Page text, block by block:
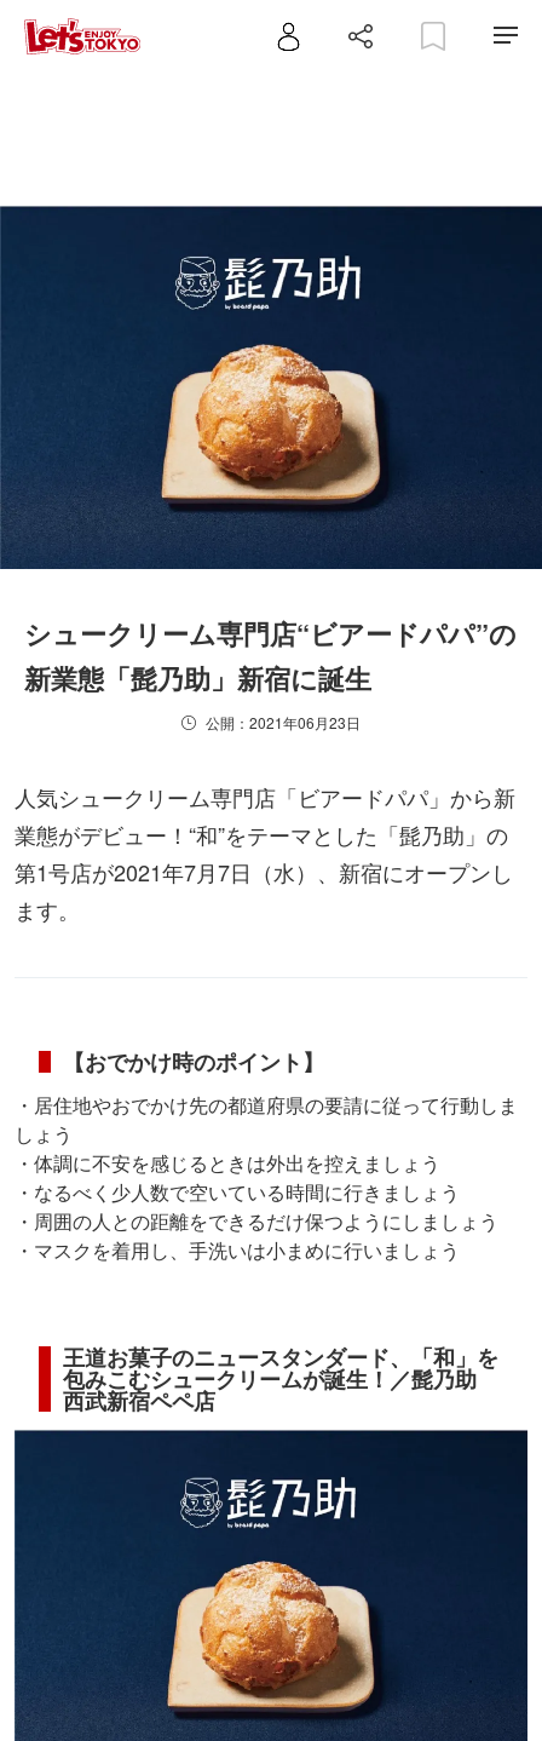
シュークリーム専門店“ビアードパパ”の
新業態「髭乃助」新宿に誕生
公開：2021年06月23日
人気シュークリーム専門店「ビアードパパ」から新
業態がデビュー！“和”をテーマとした「髭乃助」の
第1号店が2021年7月7日（水）、新宿にオープンし
ます。
【おでかけ時のポイント】
・居住地やおでかけ先の都道府県の要請に従って行動しま
しょう
・体調に不安を感じるときは外出を控えましょう
・なるべく少人数で空いている時間に行きましょう
・周囲の人との距離をできるだけ保つようにしましょう
・マスクを着用し、手洗いは小まめに行いましょう
王道お菓子のニュースタンダード、「和」を
包みこむシュークリームが誕生！／髭乃助
西武新宿ペペ店